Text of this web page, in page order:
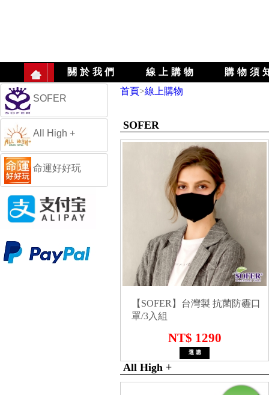
關於我們 線上購物 購物須
SOFER
All High +
命運好好玩
首頁>線上購物
SOFER
【SOFER】台灣製 抗菌防霾口
罩/3入組
NT$ 1290
All High +